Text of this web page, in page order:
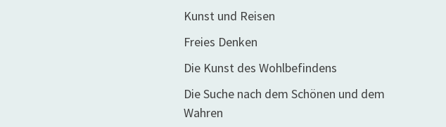
Kunst und Reisen
Freies Denken
Die Kunst des Wohlbefindens
Die Suche nach dem Schönen und dem
Wahren